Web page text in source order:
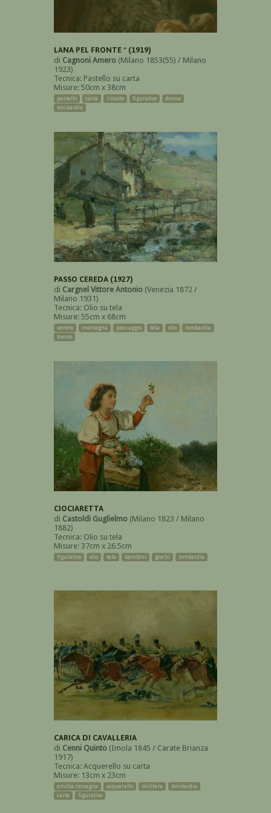
LANA PEL FRONTE * (1919)
di Cagnoni Amero (Milano 1853(55) / Milano
1923)
Tecnica: Pastello su carta
Misure: 50cm x 38cm
pastello carta ritratto figurativo
donna
lombardia
PASSO CEREDA (1927)
di Cargnel Vittore Antonio (Venezia 1872 /
Milano 1931)
Tecnica: Olio su tela
Misure: 55cm x 68cm
veneto montagna paesaggio tela olio
lombardia
trento
CIOCIARETTA
di Castoldi Guglielmo (Milano 1823 / Milano
1882)
Tecnica: Olio su tela
Misure: 37cm x 26.5cm
figurativo olio tela bambini giochi lombardia
CARICA DI CAVALLERIA
di Cenni Quinto (Imola 1845 / Carate Brianza
1917)
Tecnica: Acquerello su carta
Misure: 13cm x 23cm
emilia romagna acquerello militare
lombardia
carta
figurativo